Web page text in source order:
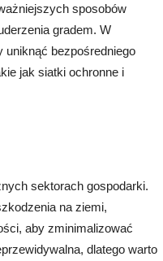
sposobów
gradem. W
uniknąć bezpośredniego
jak siatki ochronne i
sektorach gospodarki.
na ziemi,
aby zminimalizować
dlatego warto